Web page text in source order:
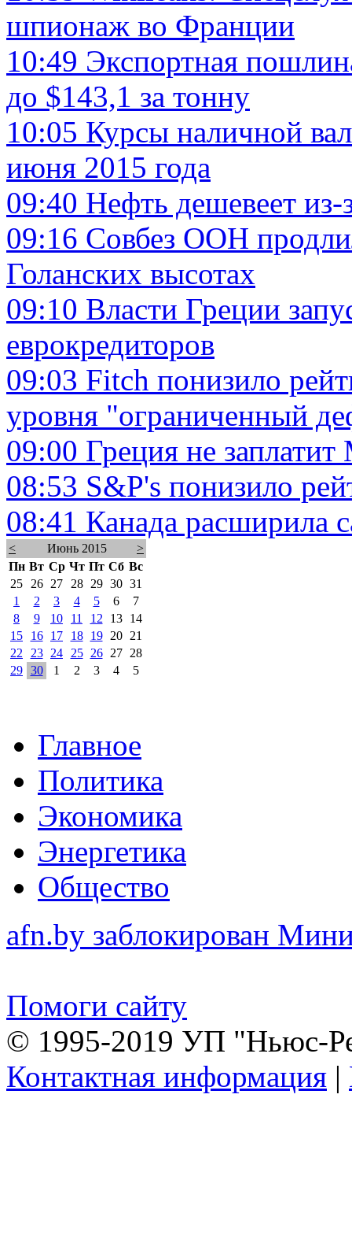
шпионаж во Франции
10:49 Экспортная
до $143,1 за тонну
10:05 Курсы наличной
июня 2015 года
09:40 Нефть дешевеет из-
09:16 Совбез ООН
Голанских высотах
09:10 Власти Греции
еврокредиторов
09:03 Fitch понизило
уровня "ограниченный
09:00 Греция не
08:53 S&P's понизило
08:41 Канада расширила
< Июнь 2015
>
Пн Вт Ср Чт Пт Сб Вс
25
26 27 28 29 30 31
1
2 3 4 5 6
7
8
9 10 11 12 13
14
15
16 17 18 19 20
21
22
23 24 25 26 27
28
29 30 1 2 3 4 5
Главное
Политика
Экономика
Энергетика
Общество
afn.by заблокирован
Помоги сайту
© 1995-2019 УП "Ньюс-
Контактная информация |